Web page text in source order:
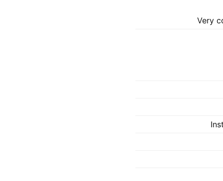
Very